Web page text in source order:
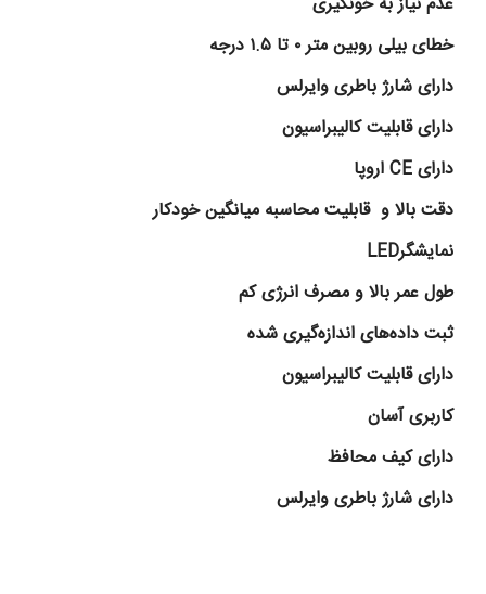
خطای بیلی روبین متر۰ تا ۱.۵ درجه
دارای شارژ باطری وایرلس
دارای قابلیت کالیبراسیون
دارایCEاروپا
دقت بالا و قابلیت محاسبه میانگین خودکار
نمایشگرLED
طول عمر بالا و مصرف انرژی کم
ثبت داده‌های اندازه‌گیری شده
دارای قابلیت کالیبراسیون
کاربری آسان
دارای کیف محافظ
دارای شارژ باطری وایرلس